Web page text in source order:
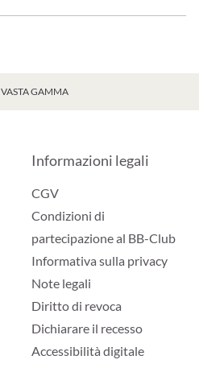
VASTA GAMMA
Informazioni legali
CGV
Condizioni di
partecipazione al BB-Club
Informativa sulla privacy
Note legali
Diritto di revoca
Dichiarare il recesso
Accessibilità digitale